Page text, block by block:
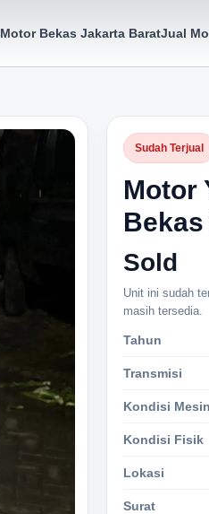
Motor Bekas Jakarta BaratJual
Sudah Terjual
Motor
Bekas
Sold
Unit ini sudah
masih tersedia.
Tahun
Transmisi
Kondisi Mesin
Kondisi Fisik
Lokasi
Surat